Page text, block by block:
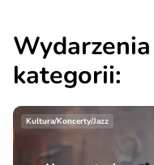
kategorii:
Kultura/Koncerty/Jazz